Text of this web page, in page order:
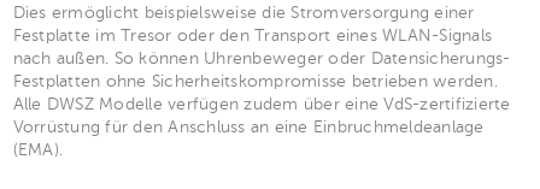
Dies ermöglicht beispielsweise die Stromversorgung einer
Festplatte im Tresor oder den Transport eines WLAN-Signals
nach außen. So können Uhrenbeweger oder Datensicherungs-
Festplatten ohne Sicherheitskompromisse betrieben werden.
Alle DWSZ Modelle verfügen zudem über eine VdS-zertifizierte
Vorrüstung für den Anschluss an eine Einbruchmeldeanlage
(EMA).